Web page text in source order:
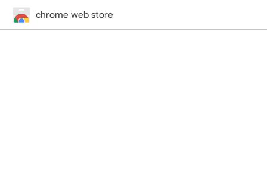
chrome web store